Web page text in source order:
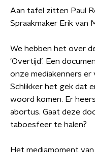
Aan tafel zitten Paul
Spraakmaker Erik van
We hebben het over
‘Overtijd’. Een
onze mediakenners er
Schlikker het gek dat
woord komen. Er
abortus. Gaat deze
taboesfeer te halen?
Het mediamoment